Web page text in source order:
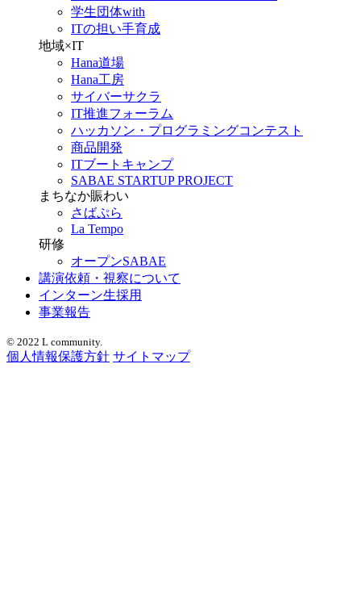
学生団体with
ITの担い手育成
地域×IT
Hana道場
Hana工房
サイバーサクラ
IT推進フォーラム
ハッカソン・プログラミングコンテスト
商品開発
ITブートキャンプ
SABAE STARTUP PROJECT
まちなか賑わい
さばぷら
La Tempo
研修
オープンSABAE
講演依頼・視察について
インターン生採用
事業報告
© 2022 L community.
個人情報保護方針 サイトマップ